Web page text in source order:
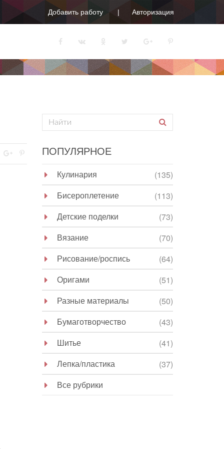
Добавить работу Авторизация
ПОПУЛЯРНОЕ
Кулинария
(135)
Бисероплетение
(113)
Детские поделки
(73)
Вязание
(70)
Рисование/роспись
(64)
Оригами
(51)
Разные материалы
(50)
Бумаготворчество
(43)
Шитье
(41)
Лепка/пластика
(37)
Все рубрики